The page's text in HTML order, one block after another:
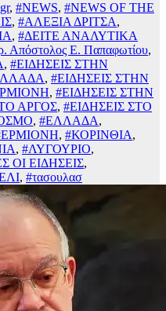
, #NEWS, #NEWS OF THE
, #ΑΛΕΞΙΑ ΔΡΙΤΣΑ,
, #ΔΕΙΤΕ ΑΝΑΛΥΤΙΚΑ
Απόστολος Ε. Παπαφωτίου,
, #ΕΙΔΗΣΕΙΣ ΣΤΗΝ
, #ΕΙΔΗΣΕΙΣ ΣΤΗΝ
, #ΕΙΔΗΣΕΙΣ ΣΤΗΝ
ΑΡΓΟΣ, #ΕΙΔΗΣΕΙΣ ΣΤΟ
, #ΕΛΛΑΔΑ,
, #ΚΟΡΙΝΘΙΑ,
, #ΛΥΓΟΥΡΙΟ,
ΟΙ ΕΙΔΗΣΕΙΣ,
, #τασουλασ